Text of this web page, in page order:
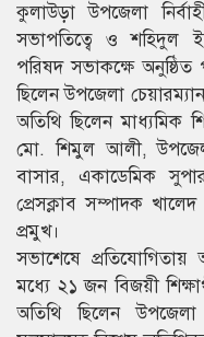
কুলাউড়া উপজেলা
সভাপতিত্বে ও শহিদুল
পরিষদ সভাকক্ষে অনুষ্ঠিত
ছিলেন উপজেলা
অতিথি ছিলেন মাধ্যমিক
মো. শিমুল আলী,
বাসার, একাডেমিক
প্রেসক্লাব সম্পাদক
প্রমুখ।
সভাশেষে প্রতিযোগিতায়
মধ্যে ২১ জন বিজয়ী
অতিথি ছিলেন